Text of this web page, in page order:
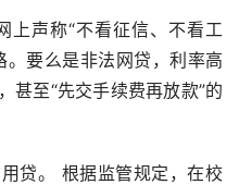
上声称“不看征信、不看工
。要么是非法网贷，利率高
甚至“先交手续费再放款”的
贷。 根据监管规定，在校